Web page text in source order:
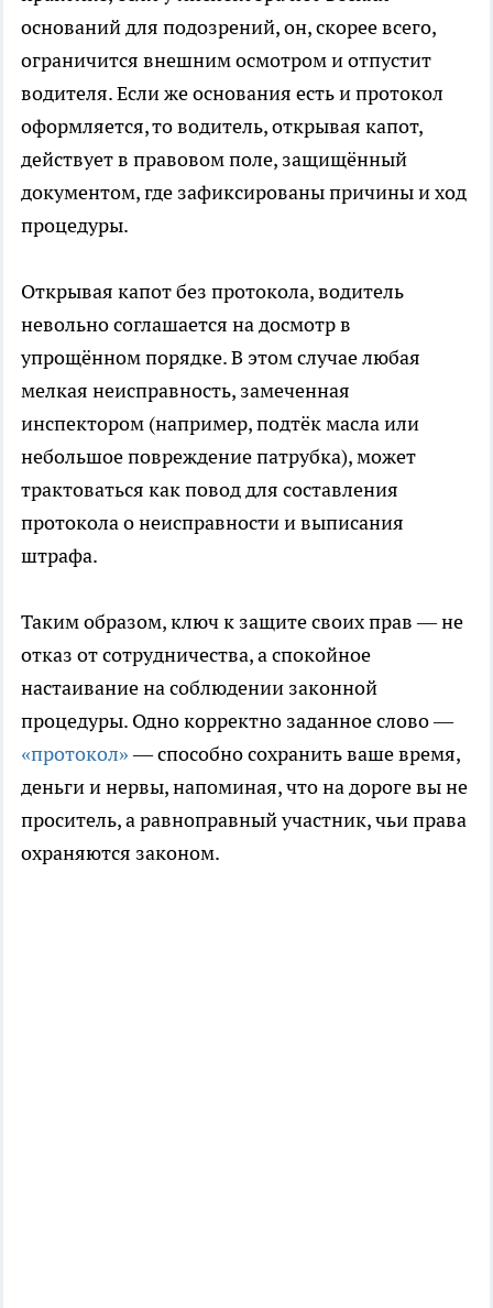
оснований для подозрений, он, скорее всего,
ограничится внешним осмотром и отпустит
водителя. Если же основания есть и протокол
оформляется, то водитель, открывая капот,
действует в правовом поле, защищённый
документом, где зафиксированы причины и ход
процедуры.
Открывая капот без протокола, водитель
невольно соглашается на досмотр в
упрощённом порядке. В этом случае любая
мелкая неисправность, замеченная
инспектором (например, подтёк масла или
небольшое повреждение патрубка), может
трактоваться как повод для составления
протокола о неисправности и выписания
штрафа.
Таким образом, ключ к защите своих прав — не
отказ от сотрудничества, а спокойное
настаивание на соблюдении законной
процедуры. Одно корректно заданное слово —
«протокол»— способно сохранить ваше время,
деньги и нервы, напоминая, что на дороге вы не
проситель, а равноправный участник, чьи права
охраняются законом.